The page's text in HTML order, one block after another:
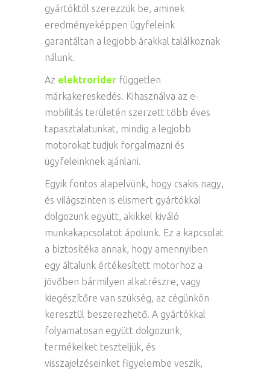
gyártóktól szerezzük be, aminek
eredményeképpen ügyfeleink
garantáltan a legjobb árakkal találkoznak
nálunk.
Az elektrorider független
márkakereskedés. Kihasználva az e-
mobilitás területén szerzett több éves
tapasztalatunkat, mindig a legjobb
motorokat tudjuk forgalmazni és
ügyfeleinknek ajánlani.
Egyik fontos alapelvünk, hogy csakis nagy,
és világszinten is elismert gyártókkal
dolgozunk együtt, akikkel kiváló
munkakapcsolatot ápolunk. Ez a kapcsolat
a biztosítéka annak, hogy amennyiben
egy általunk értékesített motorhoz a
jövőben bármilyen alkatrészre, vagy
kiegészítőre van szükség, az cégünkön
keresztül beszerezhető. A gyártókkal
folyamatosan együtt dolgozunk,
termékeiket teszteljük, és
visszajelzéseinket figyelembe veszik,